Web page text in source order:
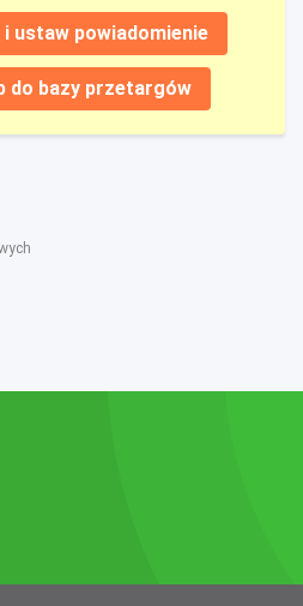
ustaw powiadomienie
do bazy przetargów